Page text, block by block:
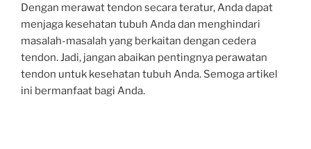
Dengan merawat tendon secara teratur, Anda dapat
menjaga kesehatan tubuh Anda dan menghindari
masalah-masalah yang berkaitan dengan cedera
tendon. Jadi, jangan abaikan pentingnya perawatan
tendon untuk kesehatan tubuh Anda. Semoga artikel
ini bermanfaat bagi Anda.